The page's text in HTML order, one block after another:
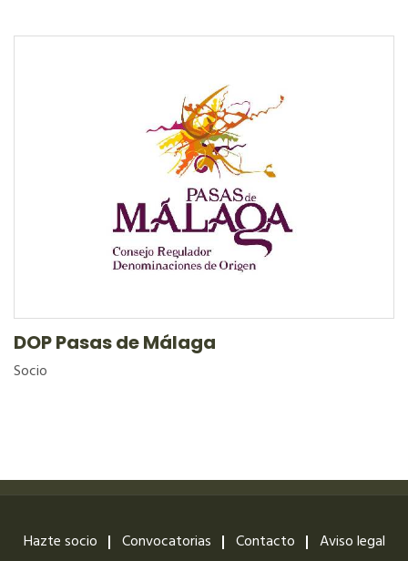
DOP Pasas de Málaga
Socio
Hazte socio Convocatorias Contacto
Aviso legal